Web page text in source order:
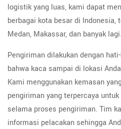
logistik yang luas, kami dapat
berbagai kota besar di Indonesia,
Medan, Makassar, dan banyak lagi.
Pengiriman dilakukan dengan
bahwa kaca sampai di lokasi
Kami menggunakan kemasan
pengiriman yang terpercaya
selama proses pengiriman. Tim
informasi pelacakan sehingga